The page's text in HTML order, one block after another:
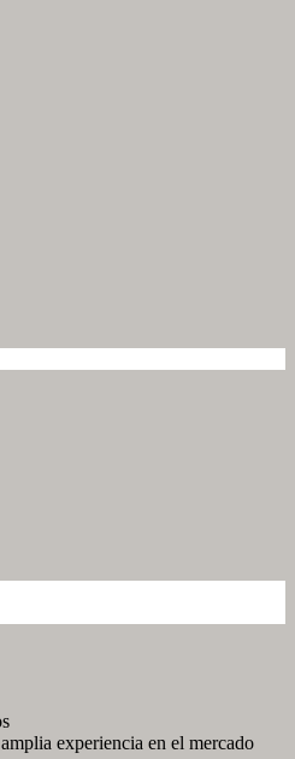
experiencia en el mercado